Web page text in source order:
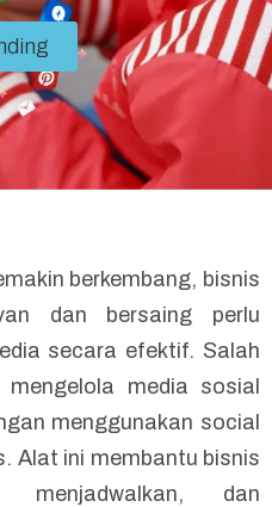
berkembang, bisnis
dan bersaing perlu
secara efektif. Salah
media sosial
menggunakan social
Alat ini membantu bisnis
menjadwalkan, dan